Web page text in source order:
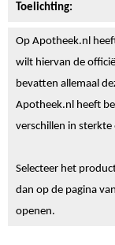
Toelichting:
Op Apotheek.nl
wilt hiervan de
bevatten allemaal
Apotheek.nl heeft
verschillen in
Selecteer het
dan op de pagina
openen.